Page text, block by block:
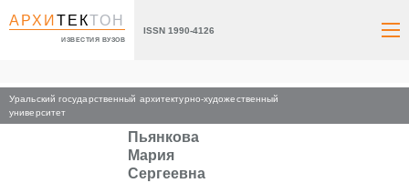
АРХИТЕКТОН
ИЗВЕСТИЯ ВУЗОВ
ISSN 1990-4126
Уральский государственный архитектурно-художественный
университет
Главная
Пьянкова
Мария
Сергеевна